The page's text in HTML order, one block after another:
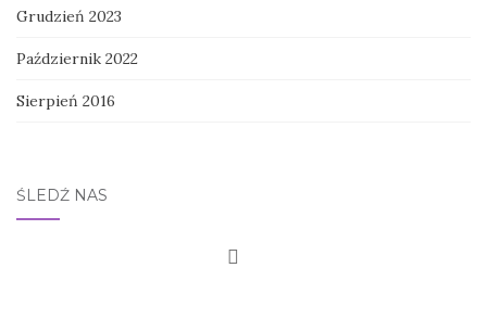
Grudzień 2023
Październik 2022
Sierpień 2016
ŚLEDŹ NAS